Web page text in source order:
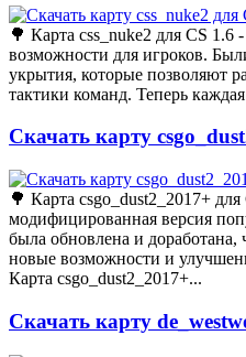
🌳 Карта css_nuke2 для CS 1.6
возможности для игроков.
укрытия, которые позволяют
тактики команд. Теперь
Скачать карту
🌳 Карта csgo_dust2_2017+ для
модифицированная версия
была обновлена и
новые возможности и
Карта csgo_dust2_2017+...
Скачать карту